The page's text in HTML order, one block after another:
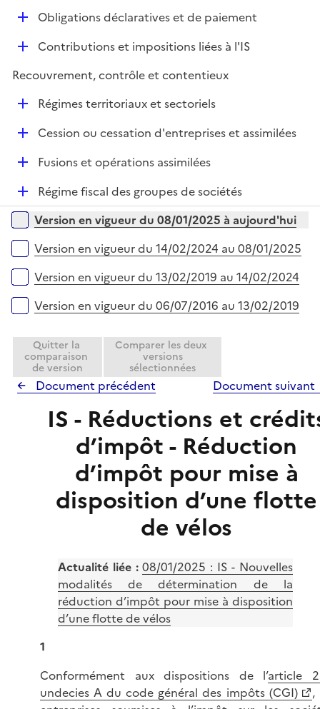
i
e
r
p
l
i
e
D
i
Obligations déclaratives et de paiement
D
p
Contributions et impositions liées à l'IS
Recouvrement, contrôle et contentieux
D
r
Régimes territoriaux et sectoriels
D
e
Cession ou cessation d'entreprises et assimilées
D
e
Fusions et opérations assimilées
D
é
p
e
Régime fiscal des groupes de sociétés
Versions sur la période
Version en vigueur du 08/01/2025 à aujourd'hui
Version en vigueur du 14/02/2024 au 08/01/2025
Version en vigueur du 13/02/2019 au 14/02/2024
Version en vigueur du 06/07/2016 au 13/02/2019
Quitter la
comparaison
de version
Comparer les deux
versions
sélectionnées
Document précédent Document suivant
IS - Réductions et
d’impôt - Réduction
d’impôt pour mise à
disposition d’une flotte
de vélos
Actualité liée :08/01/2025 : IS - Nouvelles
modalités de détermination de la
réduction d’impôt pour mise à disposition
d’une flotte de vélos
1
Conformément aux dispositions de l’article
undecies A du code général des impôts (CGI)
,